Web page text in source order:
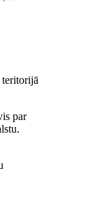
teritorijā
par